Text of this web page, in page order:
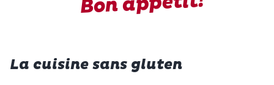
La cuisine sans gluten